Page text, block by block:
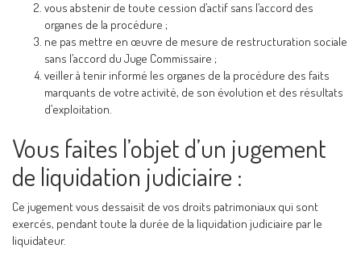
vous abstenir de toute cession d’actif sans l’accord des
organes de la procédure ;
ne pas mettre en œuvre de mesure de restructuration sociale
sans l’accord du Juge Commissaire ;
veiller à tenir informé les organes de la procédure des faits
marquants de votre activité, de son évolution et des résultats
d’exploitation.
Vous faites l’objet d’un jugement
de liquidation judiciaire :
Ce jugement vous dessaisit de vos droits patrimoniaux qui sont
exercés, pendant toute la durée de la liquidation judiciaire par le
liquidateur.